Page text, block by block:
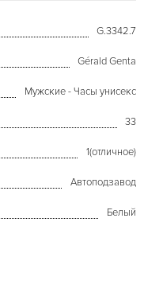
G.3342.7
Gérald Genta
Мужские - Часы унисекс
33
1(отличное)
Автоподзавод
Белый